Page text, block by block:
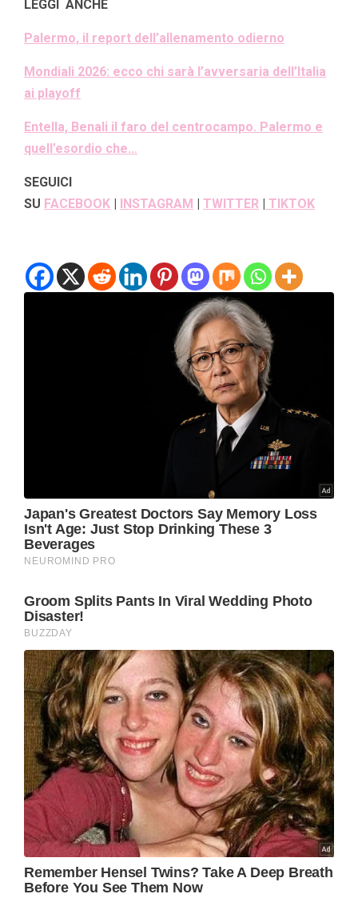
LEGGI ANCHE
Palermo, il report dell’allenamento odierno
Mondiali 2026: ecco chi sarà l’avversaria dell’Italia
ai playoff
Entella, Benali il faro del centrocampo. Palermo e
quell’esordio che…
SEGUICI
SU FACEBOOK | INSTAGRAM | TWITTER | TIKTOK